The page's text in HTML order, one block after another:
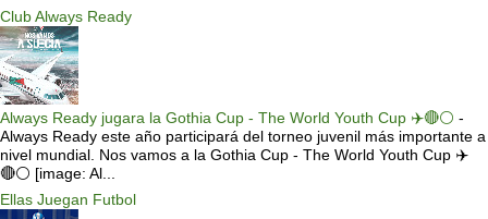
Club Always Ready
Always Ready jugara la Gothia Cup - The World Youth Cup ✈️🔴⚪️ -
Always Ready este año participará del torneo juvenil más importante a
nivel mundial. Nos vamos a la Gothia Cup - The World Youth Cup ✈️
🔴⚪️ [image: Al...
Ellas Juegan Futbol